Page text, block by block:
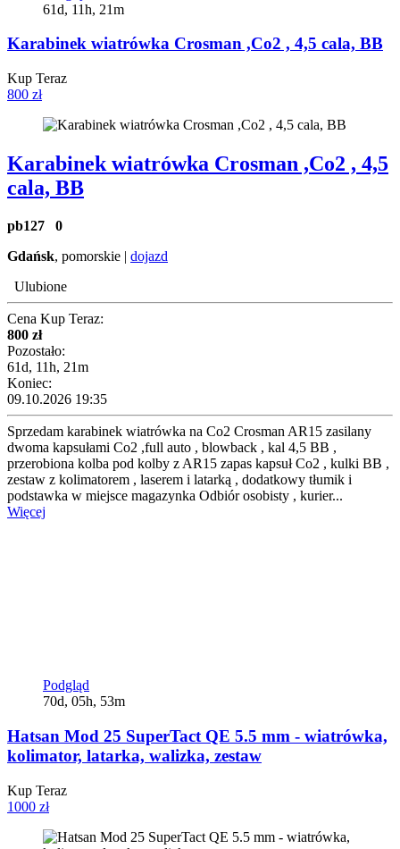
61d, 11h, 21m
Karabinek wiatrówka Crosman ,Co2 , 4,5 cala, BB
Kup Teraz
800 zł
Karabinek wiatrówka Crosman ,Co2 , 4,5
cala, BB
pb127 0
Gdańsk, pomorskie | dojazd
Ulubione
Cena Kup Teraz:
800 zł
Pozostało:
61d, 11h, 21m
Koniec:
09.10.2026 19:35
Sprzedam karabinek wiatrówka na Co2 Crosman AR15 zasilany
dwoma kapsułami Co2 ,full auto , blowback , kal 4,5 BB ,
przerobiona kolba pod kolby z AR15 zapas kapsuł Co2 , kulki BB ,
zestaw z kolimatorem , laserem i latarką , dodatkowy tłumik i
podstawka w miejsce magazynka Odbiór osobisty , kurier...
Więcej
Podgląd
70d, 05h, 53m
Hatsan Mod 25 SuperTact QE 5.5 mm - wiatrówka,
kolimator, latarka, walizka, zestaw
Kup Teraz
1000 zł